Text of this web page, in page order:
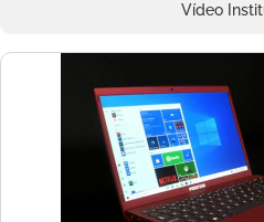
Vídeo